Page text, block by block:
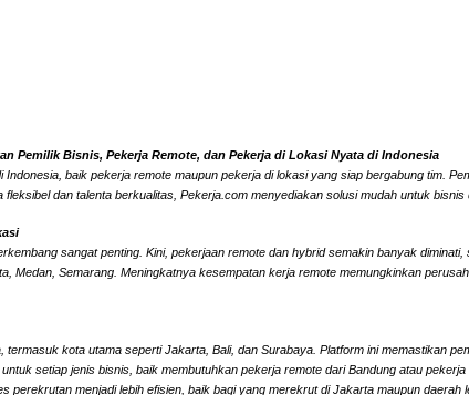
Pemilik Bisnis, Pekerja Remote, dan Pekerja di Lokasi Nyata di Indonesia
baik pekerja remote maupun pekerja di lokasi yang siap bergabung tim.
dan talenta berkualitas, Pekerja.com menyediakan solusi mudah untuk bisnis
sangat penting. Kini, pekerjaan remote dan hybrid semakin banyak
Medan, Semarang. Meningkatnya kesempatan kerja remote memungkinkan
kota utama seperti Jakarta, Bali, dan Surabaya. Platform ini memastikan
setiap jenis bisnis, baik membutuhkan pekerja remote dari Bandung atau
perekrutan menjadi lebih efisien, baik bagi yang merekrut di Jakarta maupun